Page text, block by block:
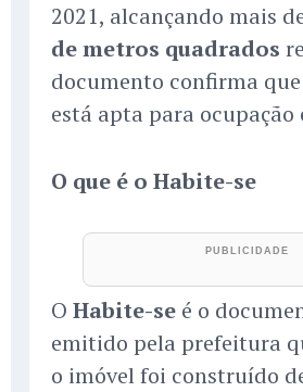
2021, alcançando mais
de metros quadrados
documento confirma
está apta para ocupação
O que é o Habite-se
O Habite-se é o
emitido pela prefeitura
o imóvel foi construído